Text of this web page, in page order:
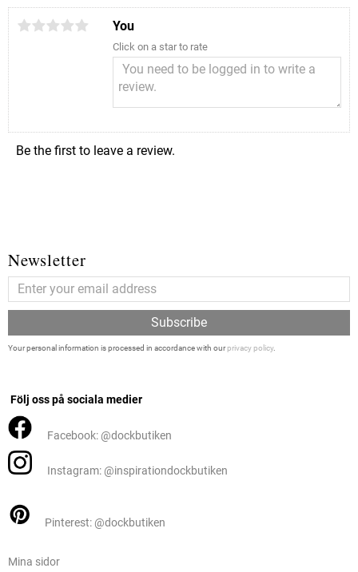
You
Click on a star to rate
Be the first to leave a review.
Newsletter
Subscribe
Your personal information is processed in accordance with ourprivacy policy.
Följ oss på sociala medier
Facebook: @dockbutiken
Instagram: @inspirationdockbutiken
Pinterest: @dockbutiken
Mina sidor